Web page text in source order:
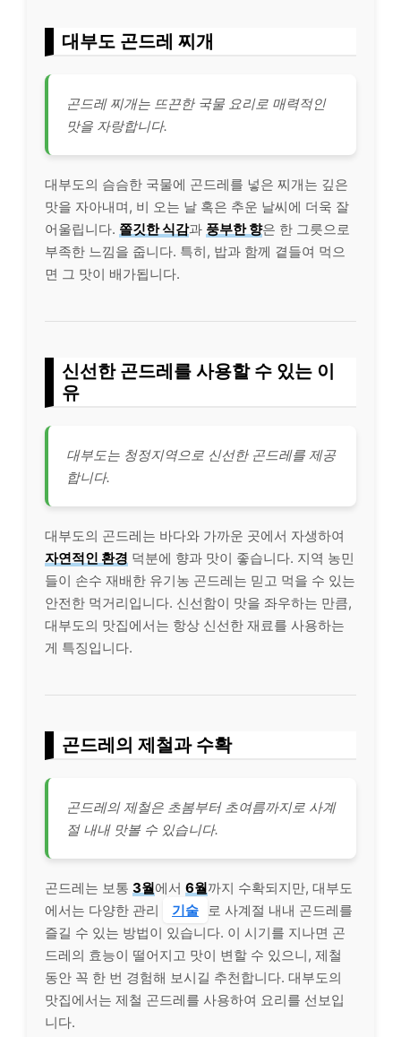
대부도 곤드레 찌개
곤드레 찌개는 뜨끈한 국물 요리로 매력적인
맛을 자랑합니다.
대부도의 슴슴한 국물에 곤드레를 넣은 찌개는 깊은
맛을 자아내며, 비 오는 날 혹은 추운 날씨에 더욱 잘
어울립니다. 쫄깃한 식감과 풍부한 향은 한 그릇으로
부족한 느낌을 줍니다. 특히, 밥과 함께 곁들여 먹으
면 그 맛이 배가됩니다.
신선한 곤드레를 사용할 수 있는 이
유
대부도는 청정지역으로 신선한 곤드레를 제공
합니다.
대부도의 곤드레는 바다와 가까운 곳에서 자생하여
자연적인 환경 덕분에 향과 맛이 좋습니다. 지역 농민
들이 손수 재배한 유기농 곤드레는 믿고 먹을 수 있는
안전한 먹거리입니다. 신선함이 맛을 좌우하는 만큼,
대부도의 맛집에서는 항상 신선한 재료를 사용하는
게 특징입니다.
곤드레의 제철과 수확
곤드레의 제철은 초봄부터 초여름까지로 사계
절 내내 맛볼 수 있습니다.
곤드레는 보통 3월에서 6월까지 수확되지만, 대부도
에서는 다양한 관리
기술
로 사계절 내내 곤드레를
즐길 수 있는 방법이 있습니다. 이 시기를 지나면 곤
드레의 효능이 떨어지고 맛이 변할 수 있으니, 제철
동안 꼭 한 번 경험해 보시길 추천합니다. 대부도의
맛집에서는 제철 곤드레를 사용하여 요리를 선보입
니다.